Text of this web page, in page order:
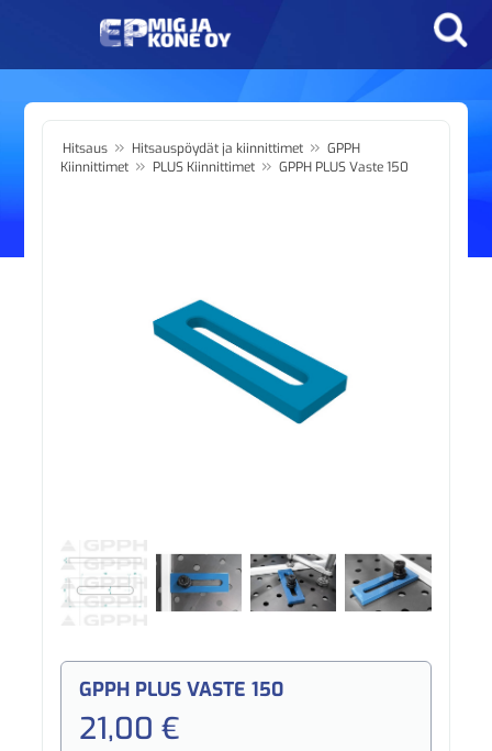
Hitsaus » Hitsauspöydät ja kiinnittimet » GPPH
Kiinnittimet » PLUS Kiinnittimet » GPPH PLUS Vaste 150
GPPH PLUS VASTE 150
21,00 €